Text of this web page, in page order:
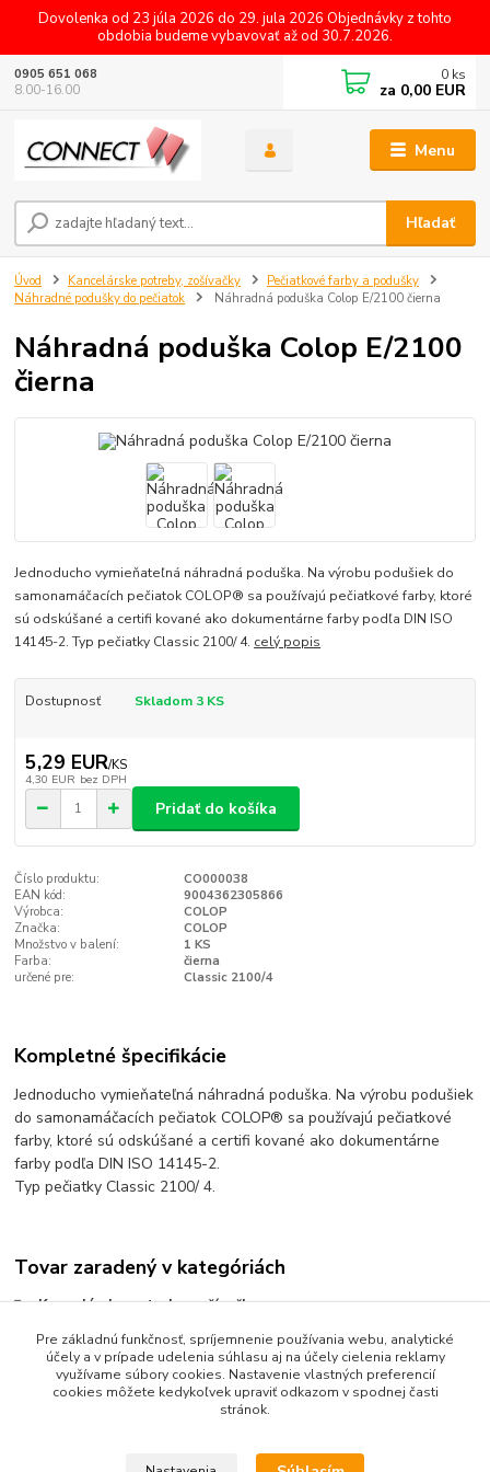
Dovolenka od 23 júla 2026 do 29. jula 2026 Objednávky z tohto
obdobia budeme vybavovať až od 30.7.2026.
Menu
Hľadať
0905 651 068
8.00-16.00
0 ks
za 0,00 EUR
Úvod Kancelárske potreby, zošívačky
Pečiatkové farby a podušky
Náhradné podušky do pečiatok
Náhradná poduška Colop E/2100 čierna
Náhradná poduška Colop E/2100
čierna
Jednoducho vymieňateľná náhradná poduška. Na výrobu podušiek do
samonamáčacích pečiatok COLOP® sa používajú pečiatkové farby, ktoré
sú odskúšané a certifi kované ako dokumentárne farby podľa DIN ISO
14145-2. Typ pečiatky Classic 2100/ 4. celý popis
Dostupnosť Skladom 3 KS
5,29 EUR/KS
4,30 EUR bez DPH
Pridať do košíka
Číslo produktu:
CO000038
EAN kód:
9004362305866
Výrobca:
COLOP
Značka:
COLOP
Množstvo v balení:
1 KS
Farba:
čierna
určené pre:
Classic 2100/4
Kompletné špecifikácie
Jednoducho vymieňateľná náhradná poduška. Na výrobu podušiek
do samonamáčacích pečiatok COLOP® sa používajú pečiatkové
farby, ktoré sú odskúšané a certifi kované ako dokumentárne
farby podľa DIN ISO 14145-2.
Typ pečiatky Classic 2100/ 4.
Tovar zaradený v kategóriách
Kancelárske potreby, zošívačky
Pečiatkové farby a podušky
Náhradné podušky do pečiatok
Pre základnú funkčnosť, spríjemnenie používania webu, analytické
účely a v prípade udelenia súhlasu aj na účely cielenia reklamy
využívame súbory cookies. Nastavenie vlastných preferencií
cookies môžete kedykoľvek upraviť odkazom v spodnej časti
stránok.